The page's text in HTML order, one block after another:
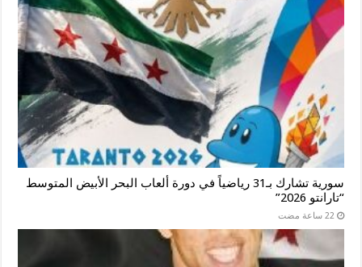
سورية تشارك بـ31 رياضياً في دورة ألعاب البحر الأبيض المتوسط
“تارانتو 2026”